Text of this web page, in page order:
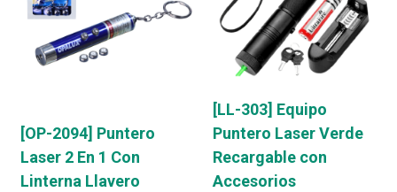
[OP-2094] Puntero
Laser 2 En 1 Con
Linterna Llavero
[LL-303] Equipo
Puntero Laser Verde
Recargable con
Accesorios